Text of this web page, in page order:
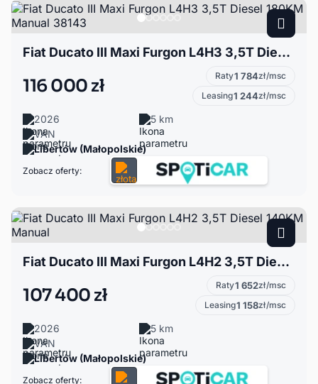
Fiat Ducato III Maxi Furgon L4H3 3,5T Diesel 180KM Manual 38143
116 000 zł Raty1 784zł/msc
Leasing1 244zł/msc
2026
5 km
VAN
Libertów (Małopolskie)
Zobacz oferty:
Fiat Ducato III Maxi Furgon L4H2 3,5T Diesel 140KM Manual
107 400 zł Raty1 652zł/msc
Leasing1 158zł/msc
2026
5 km
VAN
Libertów (Małopolskie)
Zobacz oferty: